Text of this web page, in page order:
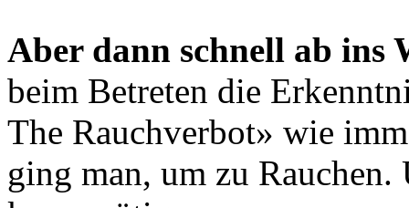
Aber dann schnell ab ins
beim Betreten die
The Rauchverbot» wie
ging man, um zu